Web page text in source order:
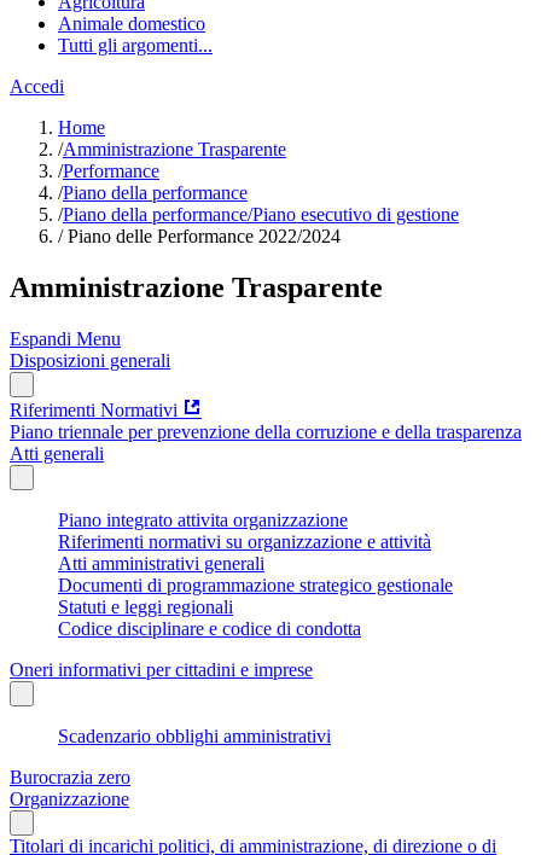
Animale domestico
Tutti gli argomenti...
Accedi
Home
/Amministrazione Trasparente
/Performance
/Piano della performance
/Piano della performance/Piano esecutivo di gestione
/Piano delle Performance 2022/2024
Amministrazione Trasparente
Espandi Menu
Disposizioni generali
Riferimenti Normativi
Piano triennale per prevenzione della corruzione e della trasparenza
Atti generali
Piano integrato attivita organizzazione
Riferimenti normativi su organizzazione e attività
Atti amministrativi generali
Documenti di programmazione strategico gestionale
Statuti e leggi regionali
Codice disciplinare e codice di condotta
Oneri informativi per cittadini e imprese
Scadenzario obblighi amministrativi
Burocrazia zero
Organizzazione
Titolari di incarichi politici, di amministrazione, di direzione o di